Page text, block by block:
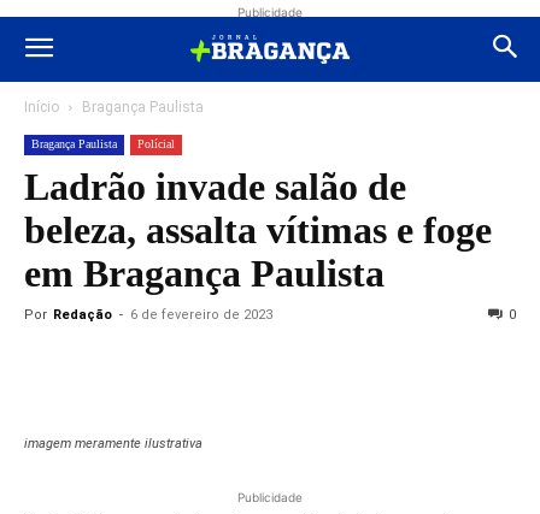
Publicidade
Início Bragança Paulista
Bragança Paulista Polícial
Ladrão invade salão de
beleza, assalta vítimas e foge
em Bragança Paulista
Por Redação - 6 de fevereiro de 2023 0
imagem meramente ilustrativa
Publicidade